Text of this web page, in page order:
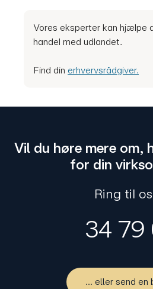
Vores eksperter kan hjælpe
handel med udlandet.
Find din erhvervsrådgiver.
Vil du høre mere om,
for din
Ring til
34 79
... eller send en